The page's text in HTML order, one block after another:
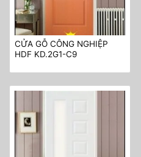
CỬA GỖ CÔNG NGHIỆP
HDF KD.2G1-C9